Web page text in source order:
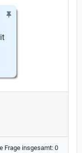
Frage insgesamt: 0